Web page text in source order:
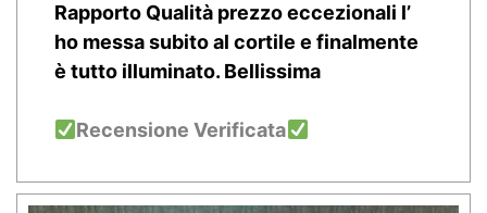
Rapporto Qualità prezzo eccezionali l’
ho messa subito al cortile e finalmente
è tutto illuminato. Bellissima
Recensione Verificata